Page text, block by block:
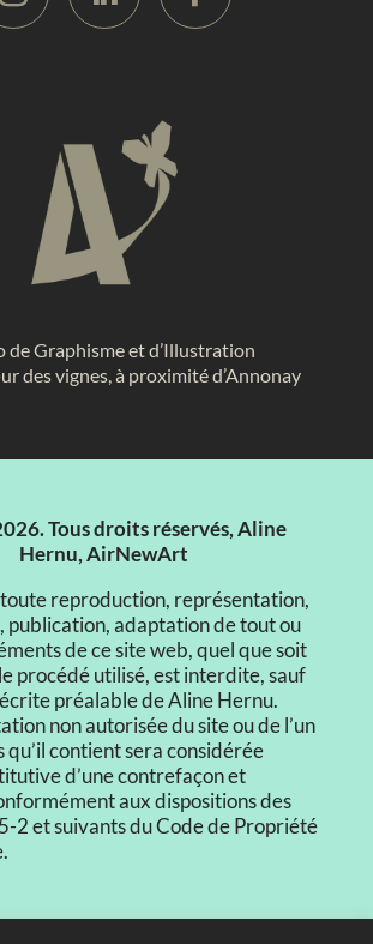
de Graphisme et d’Illustration
des vignes, à proximité d’Annonay
Tous droits réservés, Aline
Hernu, AirNewArt
reproduction, représentation,
publication, adaptation de tout ou
de ce site web, quel que soit
procédé utilisé, est interdite, sauf
préalable de Aline Hernu.
non autorisée du site ou de l’un
qu’il contient sera considérée
d’une contrefaçon et
aux dispositions des
2 et suivants du Code de Propriété